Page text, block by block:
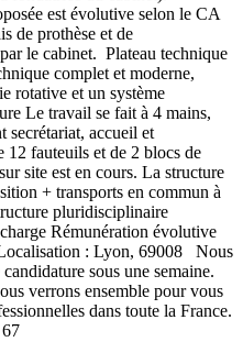
est évolutive selon le CA
de prothèse et de
le cabinet. Plateau technique
complet et moderne,
rotative et un système
Le travail se fait à 4 mains,
secrétariat, accueil et
12 fauteuils et de 2 blocs de
site est en cours. La structure
+ transports en commun à
pluridisciplinaire
Rémunération évolutive
: Lyon, 69008 Nous
sous une semaine.
verrons ensemble pour vous
dans toute la France.